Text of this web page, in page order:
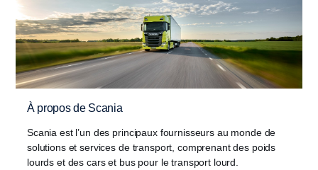
À propos de Scania
Scania est l’un des principaux fournisseurs au monde de
solutions et services de transport, comprenant des poids
lourds et des cars et bus pour le transport lourd.